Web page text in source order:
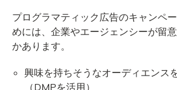
プログラマティック広告のキャンペ
めには、企業やエージェンシーが留
かあります。
興味を持ちそうなオーディエンス
（DMPを活用）